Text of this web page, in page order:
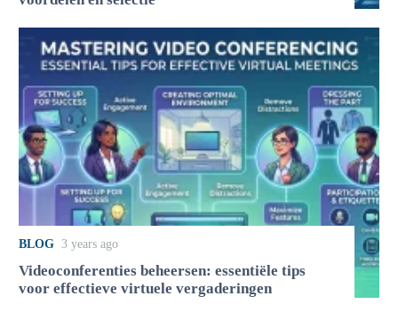
BLOG 3 years ago
Videoconferenties beheersen: essentiële tips
voor effectieve virtuele vergaderingen